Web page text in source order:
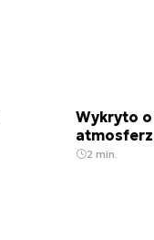
Wykryto
2 min.